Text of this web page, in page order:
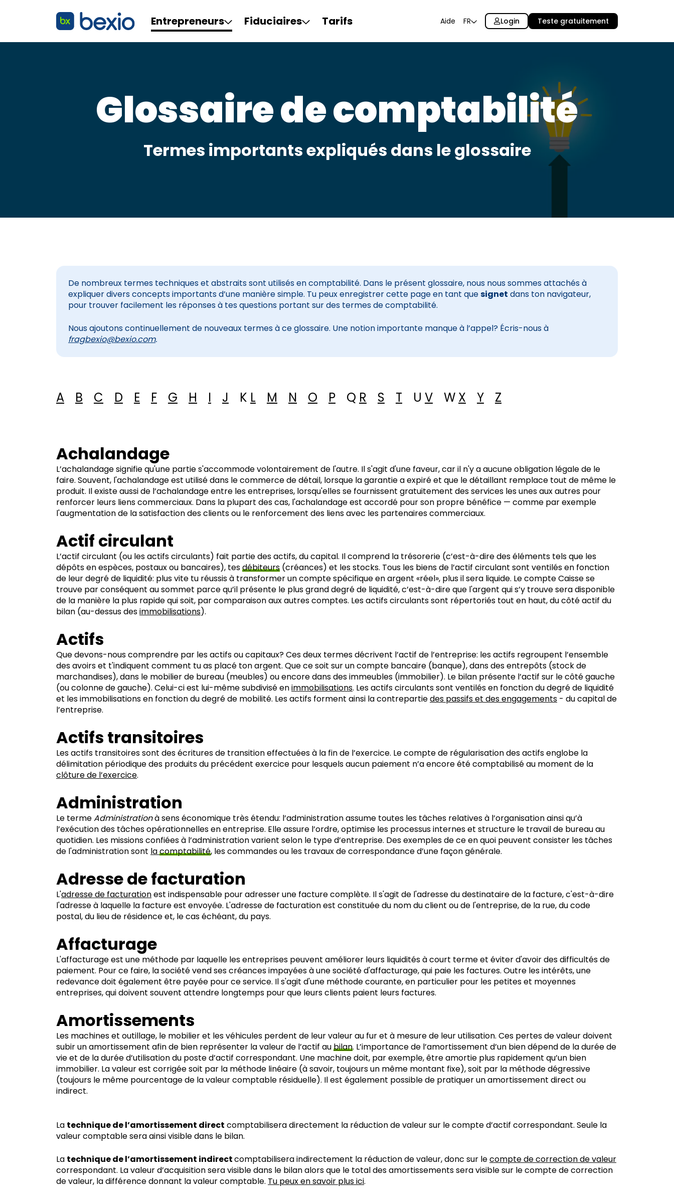
Entrepreneurs Fiduciaires Tarifs Aide FR Login Teste gratuitement
Glossaire de comptabilité
Termes importants expliqués dans le glossaire
De nombreux termes techniques et abstraits sont utilisés en comptabilité. Dans le présent glossaire, nous nous sommes attachés à
expliquer divers concepts importants d’une manière simple. Tu peux enregistrer cette page en tant quesignet dans ton navigateur,
pour trouver facilement les réponses à tes questions portant sur des termes de comptabilité.
Nous ajoutons continuellement de nouveaux termes à ce glossaire. Une notion importante manque à l’appel? Écris-nous à
fragbexio@bexio.com.
A B C D E F G H I J K L M N O P Q R S T U V W X Y Z
Achalandage
L’achalandage signifie qu'une partie s'accommode volontairement de l'autre. Il s'agit d'une faveur, car il n'y a aucune obligation légale de le
faire. Souvent, l'achalandage est utilisé dans le commerce de détail, lorsque la garantie a expiré et que le détaillant remplace tout de même le
produit. Il existe aussi de l’achalandage entre les entreprises, lorsqu'elles se fournissent gratuitement des services les unes aux autres pour
renforcer leurs liens commerciaux. Dans la plupart des cas, l'achalandage est accordé pour son propre bénéfice — comme par exemple
l'augmentation de la satisfaction des clients ou le renforcement des liens avec les partenaires commerciaux.
Actif circulant
L’actif circulant (ou les actifs circulants) fait partie des actifs, du capital. Il comprend la trésorerie (c’est-à-dire des éléments tels que les
dépôts en espèces, postaux ou bancaires), tesdébiteurs (créances) et les stocks. Tous les biens de l’actif circulant sont ventilés en fonction
de leur degré de liquidité: plus vite tu réussis à transformer un compte spécifique en argent «réel», plus il sera liquide. Le compte Caisse se
trouve par conséquent au sommet parce qu’il présente le plus grand degré de liquidité, c’est-à-dire que l'argent qui s’y trouve sera disponible
de la manière la plus rapide qui soit, par comparaison aux autres comptes. Les actifs circulants sont répertoriés tout en haut, du côté actif du
bilan (au-dessus desimmobilisations).
Actifs
Que devons-nous comprendre par les actifs ou capitaux? Ces deux termes décrivent l’actif de l’entreprise: les actifs regroupent l’ensemble
des avoirs et t'indiquent comment tu as placé ton argent. Que ce soit sur un compte bancaire (banque), dans des entrepôts (stock de
marchandises), dans le mobilier de bureau (meubles) ou encore dans des immeubles (immobilier). Le bilan présente l’actif sur le côté gauche
(ou colonne de gauche). Celui-ci est lui-même subdivisé enimmobilisations. Les actifs circulants sont ventilés en fonction du degré de liquidité
et les immobilisations en fonction du degré de mobilité. Les actifs forment ainsi la contrepartiedes passifs et des engagements - du capital de
l’entreprise.
Actifs transitoires
Les actifs transitoires sont des écritures de transition effectuées à la fin de l’exercice. Le compte de régularisation des actifs englobe la
délimitation périodique des produits du précédent exercice pour lesquels aucun paiement n’a encore été comptabilisé au moment de la
clôture de l’exercice.
Administration
Le termeAdministrationà sens économique très étendu: l’administration assume toutes les tâches relatives à l’organisation ainsi qu’à
l’exécution des tâches opérationnelles en entreprise. Elle assure l’ordre, optimise les processus internes et structure le travail de bureau au
quotidien. Les missions confiées à l’administration varient selon le type d’entreprise. Des exemples de ce en quoi peuvent consister les tâches
de l'administration sont lacomptabilité, les commandes ou les travaux de correspondance d’une façon générale.
Adresse de facturation
L'adresse de facturationest indispensable pour adresser une facture complète. Il s'agit de l'adresse du destinataire de la facture, c'est-à-dire
l'adresse à laquelle la facture est envoyée. L'adresse de facturation est constituée du nom du client ou de l'entreprise, de la rue, du code
postal, du lieu de résidence et, le cas échéant, du pays.
Affacturage
L'affacturage est une méthode par laquelle les entreprises peuvent améliorer leurs liquidités à court terme et éviter d'avoir des difficultés de
paiement. Pour ce faire, la société vend ses créances impayées à une société d'affacturage, qui paie les factures. Outre les intérêts, une
redevance doit également être payée pour ce service. Il s'agit d'une méthode courante, en particulier pour les petites et moyennes
entreprises, qui doivent souvent attendre longtemps pour que leurs clients paient leurs factures.
Amortissements
Les machines et outillage, le mobilier et les véhicules perdent de leur valeur au fur et à mesure de leur utilisation. Ces pertes de valeur doivent
subir un amortissement afin de bien représenter la valeur de l’actif aubilan. L’importance de l’amortissement d’un bien dépend de la durée de
vie et de la durée d’utilisation du poste d’actif correspondant. Une machine doit, par exemple, être amortie plus rapidement qu’un bien
immobilier. La valeur est corrigée soit par la méthode linéaire (à savoir, toujours un même montant fixe), soit par la méthode dégressive
(toujours le même pourcentage de la valeur comptable résiduelle). Il est également possible de pratiquer un amortissement direct ou
indirect.
La technique de l’amortissement direct comptabilisera directement la réduction de valeur sur le compte d’actif correspondant. Seule la
valeur comptable sera ainsi visible dans le bilan.
La technique de l’amortissement indirectcomptabilisera indirectement la réduction de valeur, donc sur lecompte de correction de valeur
correspondant. La valeur d’acquisition sera visible dans le bilan alors que le total des amortissements sera visible sur le compte de correction
de valeur, la différence donnant la valeur comptable. Tu peux en savoir plus ici.